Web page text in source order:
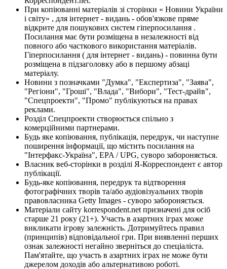
При копіюванні матеріалів зі сторінки « Новини України
і світу» , для інтернет - видань - обов'язкове пряме
відкрите для пошукових систем гіперпосилання .
Посилання має бути розміщена в незалежності від
повного або часткового використання матеріалів.
Гіперпосилання ( для інтернет - видань) - повинна бути
розміщена в підзаголовку або в першому абзаці
матеріалу.
Новини з позначками "Думка", "Експертиза", "Заява",
"Регіони", "Гроші", "Влада", "Вибори", "Тест-драйв",
"Спецпроекти", "Промо" публікуються на правах
реклами.
Розділ Спецпроекти створюється спільно з
комерційними партнерами.
Будь яке копіювання, публікація, передрук, чи наступне
поширення інформації, що містить посилання на
"Інтерфакс-Україна", EPA / UPG, суворо забороняється.
Власник веб-сторінки в розділі Я-Корреспондент є автор
публікації.
Будь-яке копіювання, передрук та відтворення
фотографічних творів та/або аудіовізуальних творів
правовласника Getty Images - суворо забороняється.
Матеріали сайту korrespondent.net призначені для осіб
старше 21 року (21+). Участь в азартних іграх може
викликати ігрову залежність. Дотримуйтесь правил
(принципів) відповідальної гри. При виявленні перших
ознак залежності негайно зверніться до спеціаліста.
Пам'ятайте, що участь в азартних іграх не може бути
джерелом доходів або альтернативою роботі.